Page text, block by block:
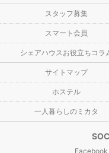
スタッフ募集
スマート会員
シェアハウスお役立ちコラ
サイトマップ
ホステル
一人暮らしのミカタ
Facebook